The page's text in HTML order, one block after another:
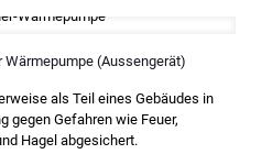
(Aussengerät)
als Teil eines Gebäudes in
gegen Gefahren wie Feuer,
Hagel abgesichert.